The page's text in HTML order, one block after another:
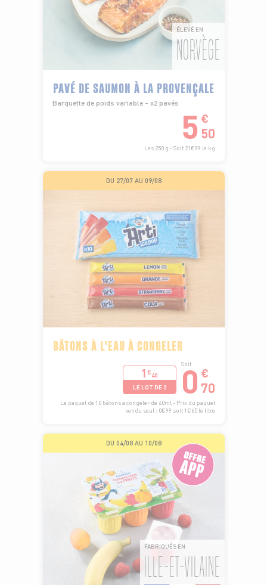
ÉLEVÉ EN
NORVÈGE
PAVÉ DE SAUMON À LA PROVENÇALE
Barquette de poids variable - x2 pavés
5 €
50
Les 250 g - Soit 21€99 le kg
DU 27/07 AU 09/08
BÂTONS À L'EAU À CONGELER
1€40
LE LOT DE 2
Soit
0 €
70
Le paquet de 10 bâtons à congeler de 60ml - Prix du paquet
vendu seul : 0€99 soit 1€65 le litre
DU 04/08 AU 10/08
FABRIQUÉS EN
ILLE-ET-VILAINE